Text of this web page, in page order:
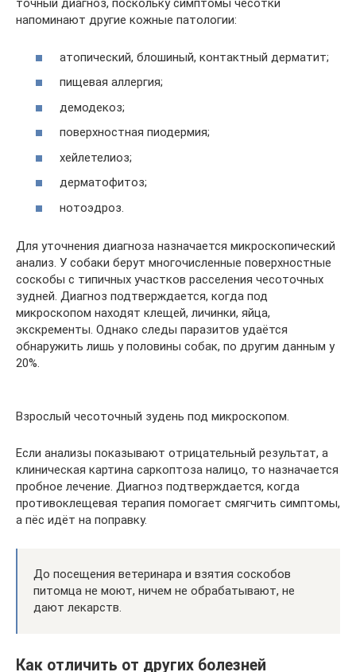
точный диагноз, поскольку симптомы чесотки
напоминают другие кожные патологии:
атопический, блошиный, контактный дерматит;
пищевая аллергия;
демодекоз;
поверхностная пиодермия;
хейлетелиоз;
дерматофитоз;
нотоэдроз.
Для уточнения диагноза назначается микроскопический
анализ. У собаки берут многочисленные поверхностные
соскобы с типичных участков расселения чесоточных
зудней. Диагноз подтверждается, когда под
микроскопом находят клещей, личинки, яйца,
экскременты. Однако следы паразитов удаётся
обнаружить лишь у половины собак, по другим данным у
20%.
Взрослый чесоточный зудень под микроскопом.
Если анализы показывают отрицательный результат, а
клиническая картина саркоптоза налицо, то назначается
пробное лечение. Диагноз подтверждается, когда
противоклещевая терапия помогает смягчить симптомы,
а пёс идёт на поправку.
До посещения ветеринара и взятия соскобов
питомца не моют, ничем не обрабатывают, не
дают лекарств.
Как отличить от других болезней